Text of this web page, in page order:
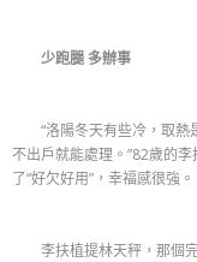
少跑腿 多辦事
“洛陽冬天有些冷，取熱
不出戶就能處理。”82歲的
了“好欠好用”，幸福感很強。
李扶植提林天秤，那個完